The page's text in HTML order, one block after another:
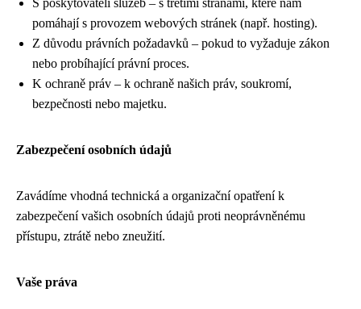
S poskytovateli služeb – s třetími stranami, které nám
pomáhají s provozem webových stránek (např. hosting).
Z důvodu právních požadavků – pokud to vyžaduje zákon
nebo probíhající právní proces.
K ochraně práv – k ochraně našich práv, soukromí,
bezpečnosti nebo majetku.
Zabezpečení osobních údajů
Zavádíme vhodná technická a organizační opatření k
zabezpečení vašich osobních údajů proti neoprávněnému
přístupu, ztrátě nebo zneužití.
Vaše práva